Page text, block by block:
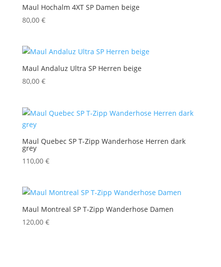
Maul Hochalm 4XT SP Damen beige
80,00 €
Maul Andaluz Ultra SP Herren beige
80,00 €
Maul Quebec SP T-Zipp Wanderhose Herren dark
grey
110,00 €
Maul Montreal SP T-Zipp Wanderhose Damen
120,00 €